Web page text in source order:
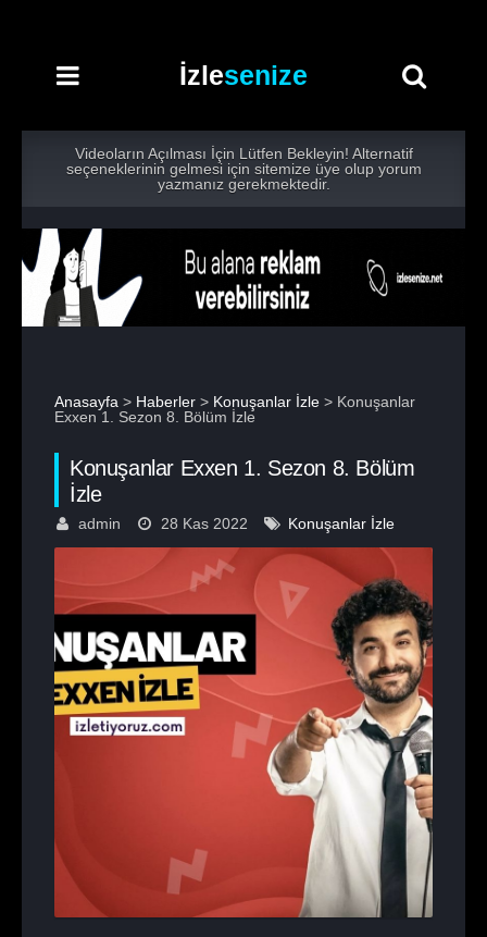
İzlesenize
Videoların Açılması İçin Lütfen Bekleyin! Alternatif
seçeneklerinin gelmesi için sitemize üye olup yorum
yazmanız gerekmektedir.
Anasayfa > Haberler > Konuşanlar İzle > Konuşanlar
Exxen 1. Sezon 8. Bölüm İzle
Konuşanlar Exxen 1. Sezon 8. Bölüm
İzle
admin 28 Kas 2022 Konuşanlar İzle